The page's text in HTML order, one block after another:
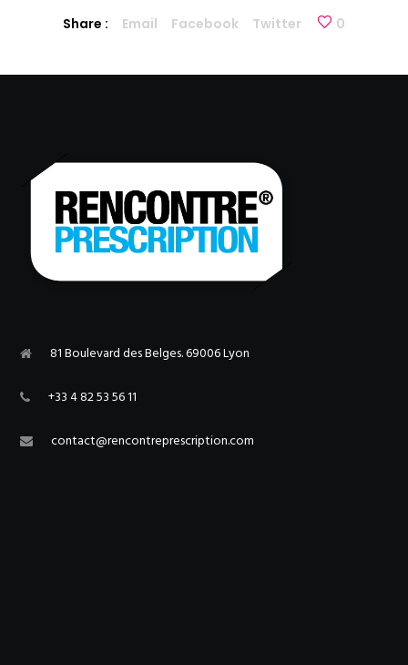
Share : Email Facebook Twitter 0
81 Boulevard des Belges. 69006 Lyon
+33 4 82 53 56 11
contact@rencontreprescription.com